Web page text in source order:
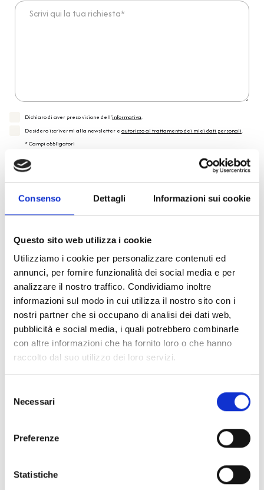
Consenso Dettagli Informazioni sui cookie
Questo sito web utilizza i cookie
Utilizziamo i cookie per personalizzare contenuti ed
annunci, per fornire funzionalità dei social media e per
analizzare il nostro traffico. Condividiamo inoltre
informazioni sul modo in cui utilizza il nostro sito con i
nostri partner che si occupano di analisi dei dati web,
pubblicità e social media, i quali potrebbero combinarle
con altre informazioni che ha fornito loro o che hanno
raccolto dal suo utilizzo dei loro servizi.
delNecessari
Preferenze
Statistiche
Scrivi qui la tua richiesta*
Dichiaro di aver preso visione dell'informativa.
Desidero iscrivermi alla newsletter e autorizzo al trattamento dei miei dati personali.
* Campi obbligatori
PRONTA consegna
Spedizione Gratuita
Marchio
Codice